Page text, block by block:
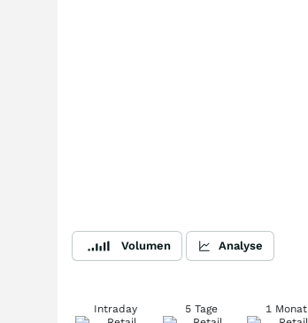
Volumen Analyse
Intraday 5 Tage 1 Monat